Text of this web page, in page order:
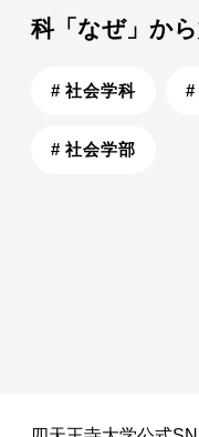
科「なぜ」か
# 社会学科 #
# 社会学部